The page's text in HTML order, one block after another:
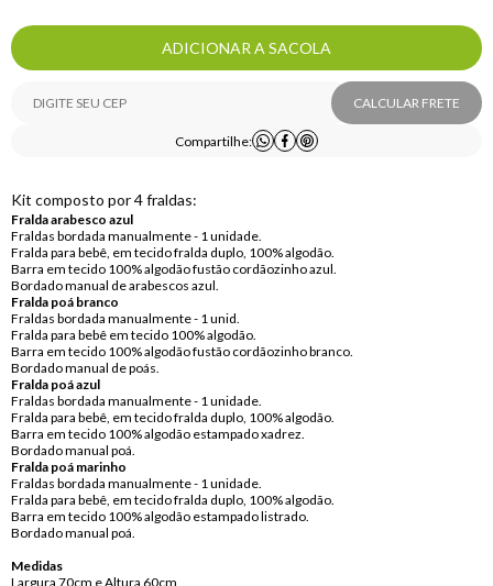
ADICIONAR A SACOLA
CALCULAR FRETE
Compartilhe:
Kit composto por 4 fraldas:
Fralda arabesco azul
Fraldas bordada manualmente - 1 unidade.
Fralda para bebê, em tecido fralda duplo, 100% algodão.
Barra em tecido 100% algodão fustão cordãozinho azul.
Bordado manual de arabescos azul.
Fralda poá branco
Fraldas bordada manualmente - 1 unid.
Fralda para bebê em tecido 100% algodão.
Barra em tecido 100% algodão fustão cordãozinho branco.
Bordado manual de poás.
Fralda poá azul
Fraldas bordada manualmente - 1 unidade.
Fralda para bebê, em tecido fralda duplo, 100% algodão.
Barra em tecido 100% algodão estampado xadrez.
Bordado manual poá.
Fralda poá marinho
Fraldas bordada manualmente - 1 unidade.
Fralda para bebê, em tecido fralda duplo, 100% algodão.
Barra em tecido 100% algodão estampado listrado.
Bordado manual poá.
Medidas
Largura 70cm e Altura 60cm